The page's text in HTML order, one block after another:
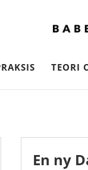
TEORI
En ny